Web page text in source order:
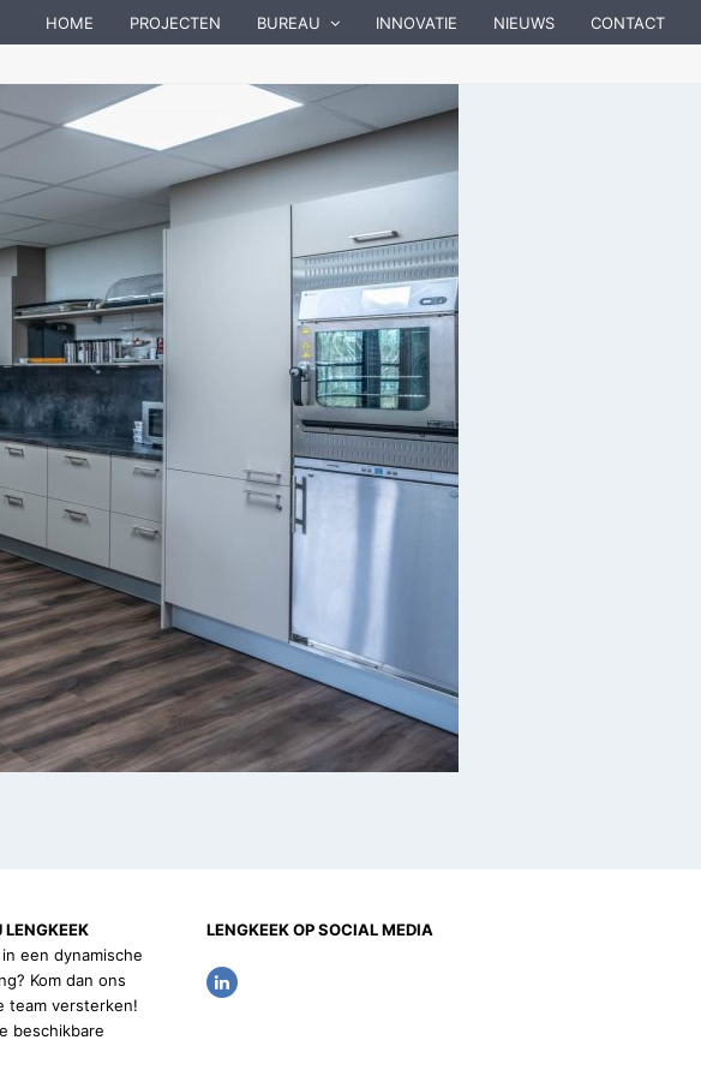
HOME PROJECTEN BUREAU INNOVATIE NIEUWS CONTACT
LENGKEEK
een dynamische
Kom dan ons
team versterken!
beschikbare
LENGKEEK OP SOCIAL MEDIA
L